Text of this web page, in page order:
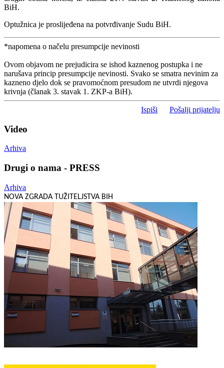
BiH.
Optužnica je proslijeđena na potvrđivanje Sudu BiH.
*napomena o načelu presumpcije nevinosti
Ovom objavom ne prejudicira se ishod kaznenog postupka i ne
narušava princip presumpcije nevinosti. Svako se smatra nevinim za
kazneno djelo dok se pravomoćnom presudom ne utvrdi njegova
krivnja (članak 3. stavak 1. ZKP-a BiH).
Ispiši Pošalji prijatelju
Video
Arhiva
Drugi o nama - PRESS
Arhiva
NOVA ZGRADA TUŽITELJSTVA BIH